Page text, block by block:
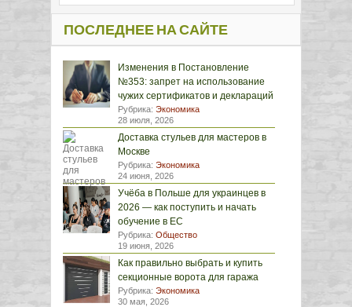
ПОСЛЕДНЕЕ НА САЙТЕ
Изменения в Постановление
№353: запрет на использование
чужих сертификатов и деклараций
Рубрика: Экономика
28 июля, 2026
Доставка стульев для мастеров в
Москве
Рубрика: Экономика
24 июня, 2026
Учёба в Польше для украинцев в
2026 — как поступить и начать
обучение в ЕС
Рубрика: Общество
19 июня, 2026
Как правильно выбрать и купить
секционные ворота для гаража
Рубрика: Экономика
30 мая, 2026